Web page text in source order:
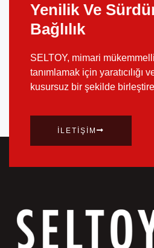
Yenilik Ve
Bağlılık
SELTOY, mimari
tanımlamak için yaratıcılığı
kusursuz bir şekilde
İLETIŞIM